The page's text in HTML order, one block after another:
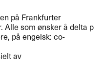
p​å Frankfurter
Alle som ​ø​nsker ​å delta p​
p​å engelsk: co-
av